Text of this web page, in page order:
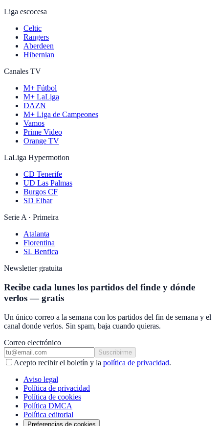
Liga escocesa
Celtic
Rangers
Aberdeen
Hibernian
Canales TV
M+ Fútbol
M+ LaLiga
DAZN
M+ Liga de Campeones
Vamos
Prime Video
Orange TV
LaLiga Hypermotion
CD Tenerife
UD Las Palmas
Burgos CF
SD Eibar
Serie A · Primeira
Atalanta
Fiorentina
SL Benfica
Newsletter gratuita
Recibe cada lunes los partidos del finde y dónde
verlos — gratis
Un único correo a la semana con los partidos del fin de semana y el
canal donde verlos. Sin spam, baja cuando quieras.
Correo electrónico
Suscribirme
Acepto recibir el boletín y la política de privacidad.
Aviso legal
Política de privacidad
Política de cookies
Política DMCA
Política editorial
Preferencias de cookies